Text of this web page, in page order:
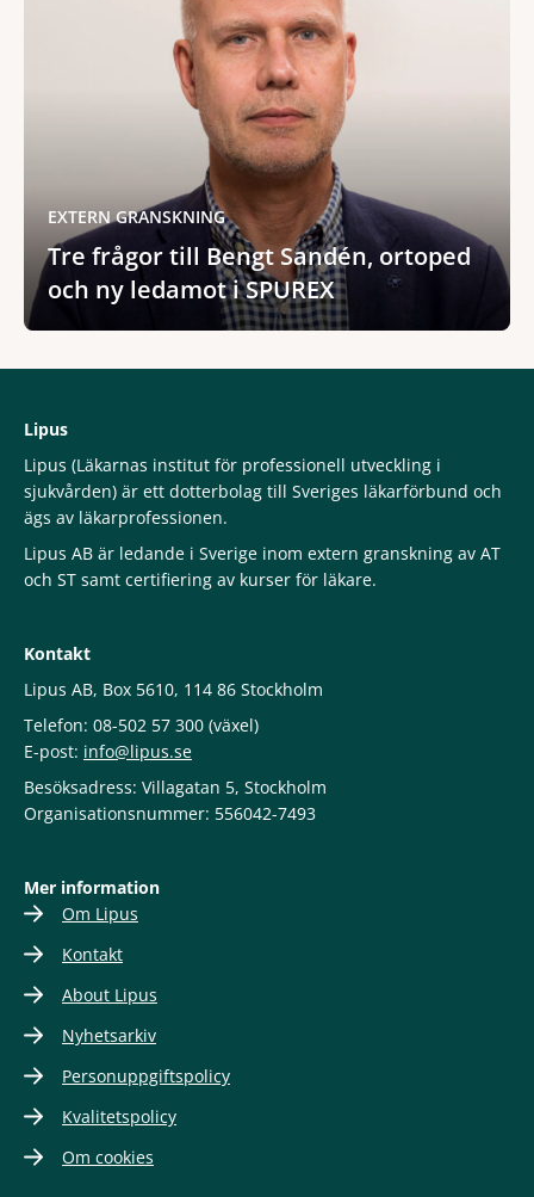
EXTERN GRANSKNING
Tre frågor till Bengt Sandén, ortoped
och ny ledamot i SPUREX
Lipus
Lipus (Läkarnas institut för professionell utveckling i
sjukvården) är ett dotterbolag till Sveriges läkarförbund och
ägs av läkarprofessionen.
Lipus AB är ledande i Sverige inom extern granskning av AT
och ST samt certifiering av kurser för läkare.
Kontakt
Lipus AB, Box 5610, 114 86 Stockholm
Telefon: 08-502 57 300 (växel)
E-post: info@lipus.se
Besöksadress: Villagatan 5, Stockholm
Organisationsnummer: 556042-7493
Mer information
Om Lipus
Kontakt
About Lipus
Nyhetsarkiv
Personuppgiftspolicy
Kvalitetspolicy
Om cookies